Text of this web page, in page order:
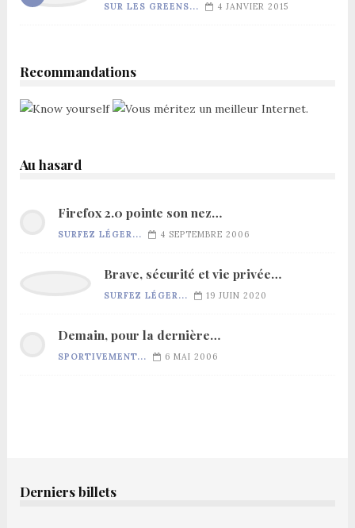
SUR LES GREENS... 4 JANVIER 2015
Recommandations
Au hasard
Firefox 2.0 pointe son nez…
SURFEZ LÉGER... 4 SEPTEMBRE 2006
Brave, sécurité et vie privée…
SURFEZ LÉGER... 19 JUIN 2020
Demain, pour la dernière…
SPORTIVEMENT... 6 MAI 2006
Derniers billets